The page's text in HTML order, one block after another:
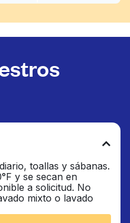
toallas y sábanas.
y se secan en
a solicitud. No
mixto o lavado